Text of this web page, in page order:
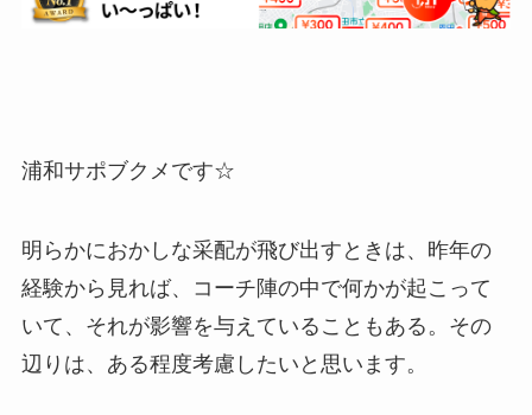
浦和サポブクメです☆
明らかにおかしな采配が飛び出すときは、昨年の
経験から見れば、コーチ陣の中で何かが起こって
いて、それが影響を与えていることもある。その
辺りは、ある程度考慮したいと思います。